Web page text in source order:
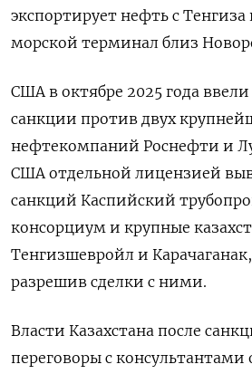
экспортирует нефть с
морской терминал близ
США ​в октябре 2025 года
санкции ‌против двух
нефтекомпаний Роснефти и
США отдельной ​лицензией
санкций Каспийский
консорциум и ‌крупные
Тенгизшевройл и Карачаганак,
разрешив сделки с ними.
Власти Казахстана после
переговоры с консультантами